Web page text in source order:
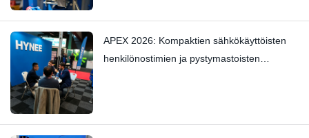
pysäyttäminen ammattitaidolla
APEX 2026: Kompaktien sähkökäyttöisten
henkilönostimien ja pystymastoisten